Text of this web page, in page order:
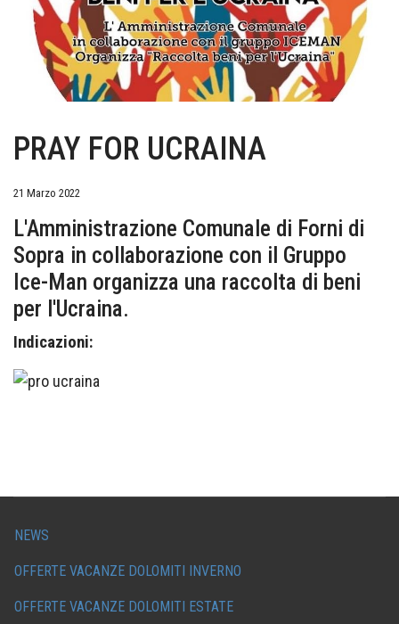
PRAY FOR UCRAINA
21 Marzo 2022
L'Amministrazione Comunale di Forni di
Sopra in collaborazione con il Gruppo
Ice-Man organizza una raccolta di beni
per l'Ucraina.
Indicazioni:
NEWS
OFFERTE VACANZE DOLOMITI INVERNO
OFFERTE VACANZE DOLOMITI ESTATE